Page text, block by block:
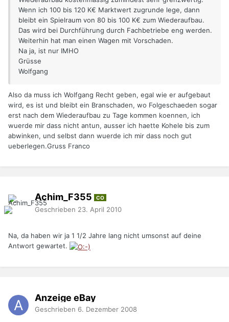
Wenn ich 100 bis 120 K€ Marktwert zugrunde lege, dann
bleibt ein Spielraum von 80 bis 100 K€ zum Wiederaufbau.
Das wird bei Durchführung durch Fachbetriebe eng werden.
Weiterhin hat man einen Wagen mit Vorschaden.
Na ja, ist nur IMHO
Grüsse
Wolfgang
Also da muss ich Wolfgang Recht geben, egal wie er aufgebaut
wird, es ist und bleibt ein Branschaden, wo Folgeschaeden sogar
erst nach dem Wiederaufbau zu Tage kommen koennen, ich
wuerde mir dass nicht antun, ausser ich haette Kohele bis zum
abwinken, und selbst dann wuerde ich mir dass noch gut
ueberlegen.Gruss Franco
Achim_F355 CO
Geschrieben 23. April 2010
Na, da haben wir ja 1 1/2 Jahre lang nicht umsonst auf deine
Antwort gewartet.
Anzeige eBay
Geschrieben 6. Dezember 2008